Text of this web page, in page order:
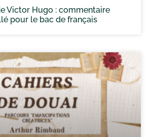
Victor Hugo : commentaire
pour le bac de français